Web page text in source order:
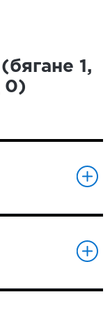
(бягане 1 ,
0)